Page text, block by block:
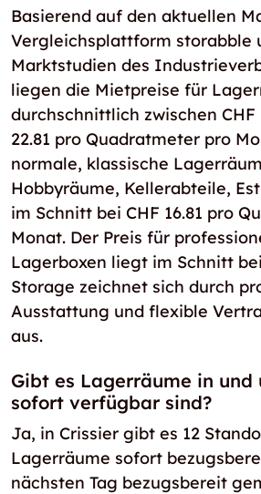
Basierend auf den aktuellen
Vergleichsplattform storabble
Marktstudien des
liegen die Mietpreise für
durchschnittlich zwischen CHF
22.81 pro Quadratmeter pro
normale, klassische
Hobbyräume, Kellerabteile,
im Schnitt bei CHF 16.81 pro
Monat. Der Preis für
Lagerboxen liegt im Schnitt bei
Storage zeichnet sich durch
Ausstattung und flexible
aus.
Gibt es Lagerräume in und
sofort verfügbar sind?
Ja, in Crissier gibt es 12
Lagerräume sofort
nächsten Tag bezugsbereit